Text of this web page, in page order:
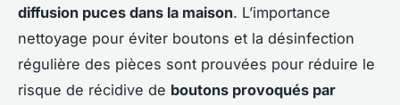
diffusion puces dans la maison. L’importance
nettoyage pour éviter boutons et la désinfection
régulière des pièces sont prouvées pour réduire le
risque de récidive de boutons provoqués par